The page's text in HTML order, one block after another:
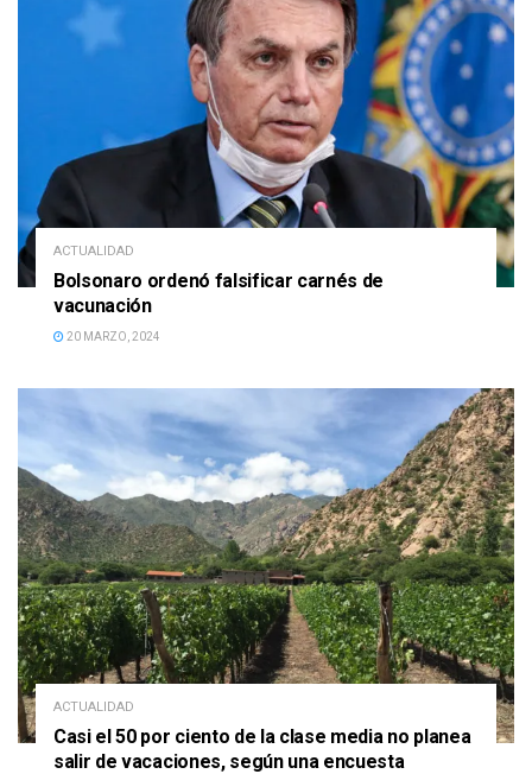
ACTUALIDAD
Bolsonaro ordenó falsificar carnés de
vacunación
20 MARZO, 2024
ACTUALIDAD
Casi el 50 por ciento de la clase media no planea
salir de vacaciones, según una encuesta